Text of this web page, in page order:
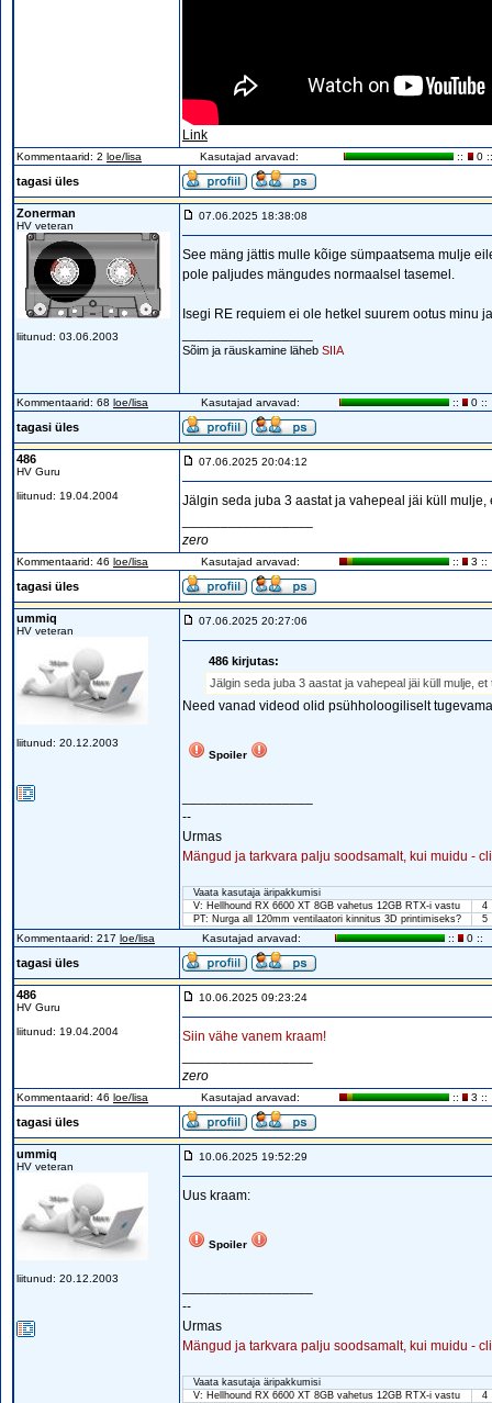
Link
Kommentaarid: 2 loe/lisa Kasutajad arvavad: :: 0 ::
tagasi üles
Zonerman
HV veteran
liitunud: 03.06.2003
07.06.2025 18:38:08
See mäng jättis mulle kõige sümpaatsema mulje
pole paljudes mängudes normaalsel tasemel.
Isegi RE requiem ei ole hetkel suurem ootus minu
Sõim ja räuskamine läheb SIIA
Kommentaarid: 68 loe/lisa Kasutajad arvavad: :: 0 ::
tagasi üles
486
HV Guru
liitunud: 19.04.2004
07.06.2025 20:04:12
Jälgin seda juba 3 aastat ja vahepeal jäi küll
zero
Kommentaarid: 46 loe/lisa Kasutajad arvavad: :: 3 ::
tagasi üles
ummiq
HV veteran
liitunud: 20.12.2003
07.06.2025 20:27:06
486 kirjutas:
Jälgin seda juba 3 aastat ja vahepeal jäi küll mulje,
Need vanad videod olid psühholoogiliselt
Spoiler
--
Urmas
Mängud ja tarkvara palju soodsamalt, kui muidu -
Vaata kasutaja äripakkumisi
V: Hellhound RX 6600 XT 8GB vahetus 12GB RTX-i vastu
4
PT: Nurga all 120mm ventilaatori kinnitus 3D printimiseks?
5
Kommentaarid: 217 loe/lisa Kasutajad arvavad: :: 0 ::
tagasi üles
486
HV Guru
liitunud: 19.04.2004
10.06.2025 09:23:24
Siin vähe vanem kraam!
zero
Kommentaarid: 46 loe/lisa Kasutajad arvavad: :: 3 ::
tagasi üles
ummiq
HV veteran
liitunud: 20.12.2003
10.06.2025 19:52:29
Uus kraam:
Spoiler
--
Urmas
Mängud ja tarkvara palju soodsamalt, kui muidu -
Vaata kasutaja äripakkumisi
V: Hellhound RX 6600 XT 8GB vahetus 12GB RTX-i vastu
4